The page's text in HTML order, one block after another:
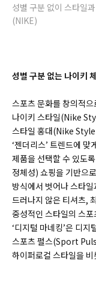
성별 구분 없이 스타일
(NIKE)
성별 구분 없는 나이키
스포츠 문화를 창의적
나이키 스타일(Nike
스타일 홍대(Nike
‘젠더리스’ 트렌드에
제품을 선택할 수 있도
정체성) 쇼핑을 기반으
방식에서 벗어나 스타
드러나지 않은 티셔츠,
중성적인 스타일의 스
‘디지털 마네킹’은 디
스포츠 펄스(Sport
하이퍼로컬 스타일을